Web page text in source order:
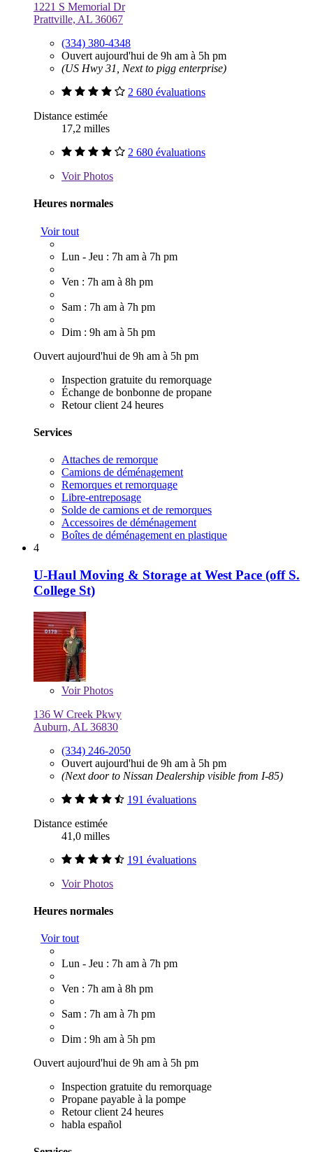
1221 S Memorial Dr
Prattville, AL 36067
(334) 380-4348
Ouvert aujourd'hui de 9h am à 5h pm
(US Hwy 31, Next to pigg enterprise)
2 680 évaluations
Distance estimée
17,2 milles
2 680 évaluations
VoirPhotos
Heures normales
Voir tout
Lun - Jeu : 7h am à 7h pm
Ven : 7h am à 8h pm
Sam : 7h am à 7h pm
Dim : 9h am à 5h pm
Ouvert aujourd'hui de 9h am à 5h pm
Inspection gratuite du remorquage
Échange de bonbonne de propane
Retour client 24 heures
Services
Attaches de remorque
Camions de déménagement
Remorques et remorquage
Libre-entreposage
Solde de camions et de remorques
Accessoires de déménagement
Boîtes de déménagement en plastique
4
U-Haul Moving & Storage at West Pace (off S.
College St)
VoirPhotos
136 W Creek Pkwy
Auburn, AL 36830
(334) 246-2050
Ouvert aujourd'hui de 9h am à 5h pm
(Next door to Nissan Dealership visible from I-85)
191 évaluations
Distance estimée
41,0 milles
191 évaluations
VoirPhotos
Heures normales
Voir tout
Lun - Jeu : 7h am à 7h pm
Ven : 7h am à 8h pm
Sam : 7h am à 7h pm
Dim : 9h am à 5h pm
Ouvert aujourd'hui de 9h am à 5h pm
Inspection gratuite du remorquage
Propane payable à la pompe
Retour client 24 heures
habla español